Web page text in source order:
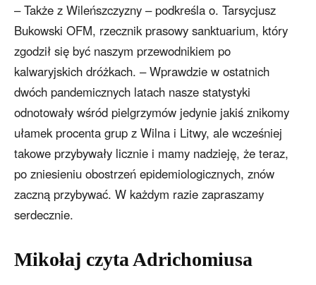
– Także z Wileńszczyzny – podkreśla o. Tarsycjusz
Bukowski OFM, rzecznik prasowy sanktuarium, który
zgodził się być naszym przewodnikiem po
kalwaryjskich dróżkach. – Wprawdzie w ostatnich
dwóch pandemicznych latach nasze statystyki
odnotowały wśród pielgrzymów jedynie jakiś znikomy
ułamek procenta grup z Wilna i Litwy, ale wcześniej
takowe przybywały licznie i mamy nadzieję, że teraz,
po zniesieniu obostrzeń epidemiologicznych, znów
zaczną przybywać. W każdym razie zapraszamy
serdecznie.
Mikołaj czyta Adrichomiusa